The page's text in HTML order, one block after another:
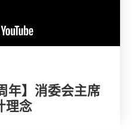
年】消委会主席
理念